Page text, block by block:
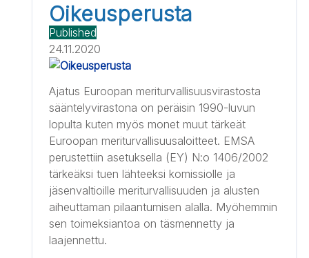
Oikeusperusta
Published
24.11.2020
Ajatus Euroopan meriturvallisuusvirastosta
sääntelyvirastona on peräisin 1990-luvun
lopulta kuten myös monet muut tärkeät
Euroopan meriturvallisuusaloitteet. EMSA
perustettiin asetuksella (EY) N:o 1406/2002
tärkeäksi tuen lähteeksi komissiolle ja
jäsenvaltioille meriturvallisuuden ja alusten
aiheuttaman pilaantumisen alalla. Myöhemmin
sen toimeksiantoa on täsmennetty ja
laajennettu.